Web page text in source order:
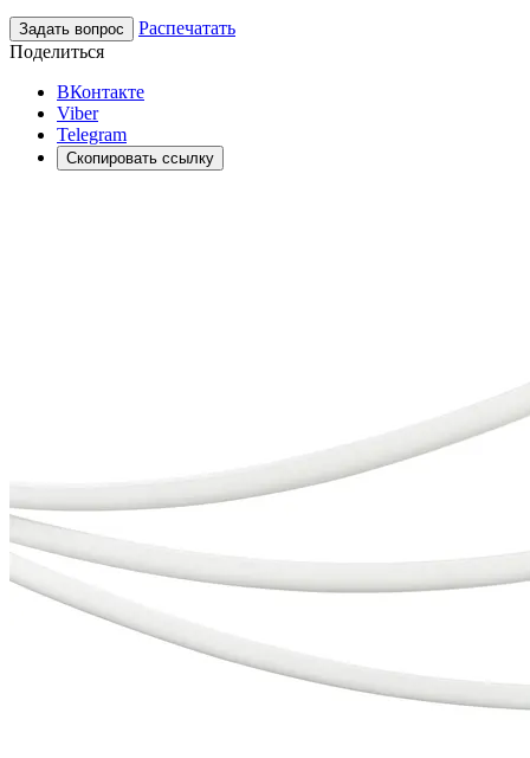
Задать вопрос
Распечатать
Поделиться
ВКонтакте
Viber
Telegram
Скопировать ссылку